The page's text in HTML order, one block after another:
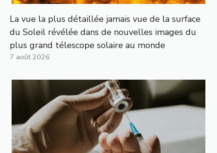
La vue la plus détaillée jamais vue de la surface
du Soleil révélée dans de nouvelles images du
plus grand télescope solaire au monde
7 août 2026